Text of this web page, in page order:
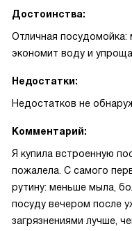
Достоинства:
Отличная посудомойка:
экономит воду и
Недостатки:
Недостатков не
Комментарий:
Я купила встроенную
пожалела. С самого
рутину: меньше мыла,
посуду вечером после
загрязнениями лучше,